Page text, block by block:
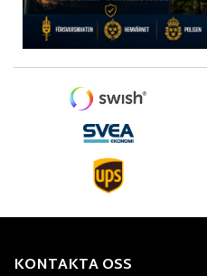
KONTAKTA OSS